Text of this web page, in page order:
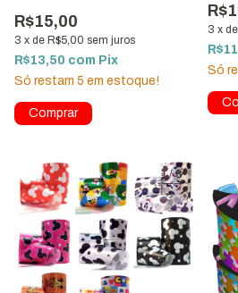
R$15,00
3 x de R$5,00 sem juros
R$13,50 com Pix
Só restam 5 em estoque!
Comprar
3 x de
Só
1/8